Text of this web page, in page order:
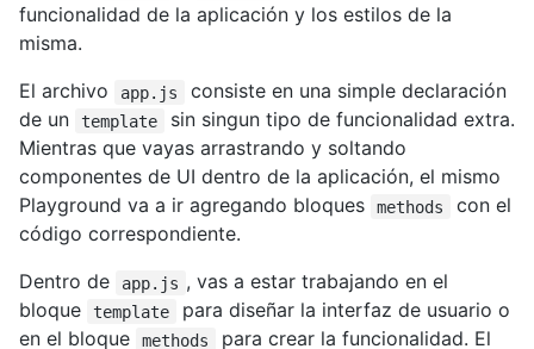
funcionalidad de la aplicación y los estilos de la
misma.
El archivo
app.js
consiste en una simple declaración
de un
template
sin singun tipo de funcionalidad extra.
Mientras que vayas arrastrando y soltando
componentes de UI dentro de la aplicación, el mismo
Playground va a ir agregando bloques
methods
con el
código correspondiente.
Dentro de
app.js , vas a estar trabajando en el
bloque
template
para diseñar la interfaz de usuario o
en el bloque
methods para crear la funcionalidad. El